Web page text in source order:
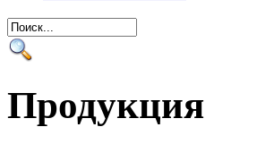
Продукция